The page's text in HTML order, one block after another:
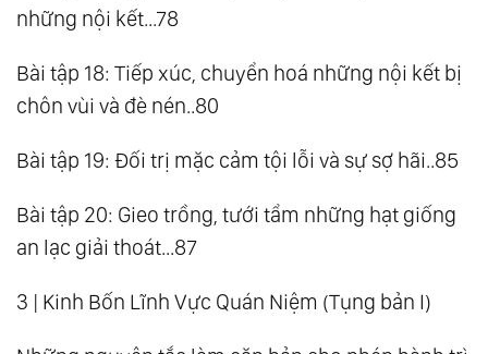
những nội kết...78
Bài tập 18: Tiếp xúc, chuyển hoá những nội kết bị
chôn vùi và đè nén..80
Bài tập 19: Đối trị mặc cảm tội lỗi và sự sợ hãi..85
Bài tập 20: Gieo trồng, tưới tẩm những hạt giống
an lạc giải thoát...87
3 | Kinh Bốn Lĩnh Vực Quán Niệm (Tụng bản I)